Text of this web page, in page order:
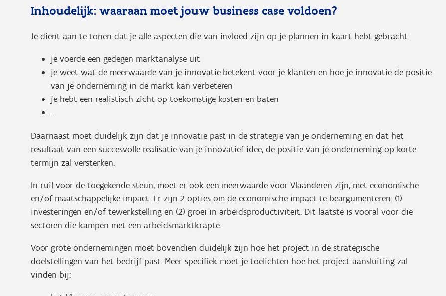
Inhoudelijk: waaraan moet jouw business case voldoen?
Je dient aan te tonen dat je alle aspecten die van invloed zijn op je plannen in kaart hebt gebracht:
je voerde een gedegen marktanalyse uit
je weet wat de meerwaarde van je innovatie betekent voor je klanten en hoe je innovatie de positie
van je onderneming in de markt kan verbeteren
je hebt een realistisch zicht op toekomstige kosten en baten
…
Daarnaast moet duidelijk zijn dat je innovatie past in de strategie van je onderneming en dat het
resultaat van een succesvolle realisatie van je innovatief idee, de positie van je onderneming op korte
termijn zal versterken.
In ruil voor de toegekende steun, moet er ook een meerwaarde voor Vlaanderen zijn, met economische
en/of maatschappelijke impact. Er zijn 2 opties om de economische impact te beargumenteren: (1)
investeringen en/of tewerkstelling en (2) groei in arbeidsproductiviteit. Dit laatste is vooral voor die
sectoren die kampen met een arbeidsmarktkrapte.
Voor grote ondernemingen moet bovendien duidelijk zijn hoe het project in de strategische
doelstellingen van het bedrijf past. Meer specifiek moet je toelichten hoe het project aansluiting zal
vinden bij: